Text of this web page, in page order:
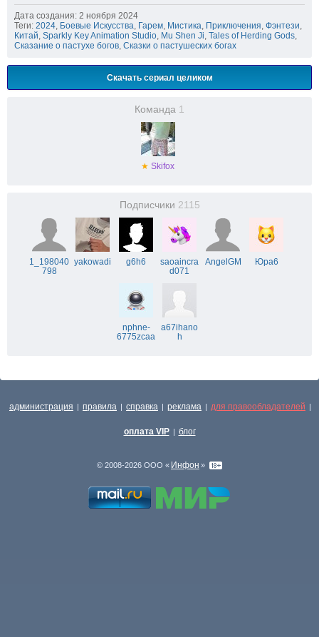
Дата создания: 2 ноября 2024
Теги: 2024, Боевые Искусства, Гарем, Мистика, Приключения, Фэнтези,
Китай, Sparkly Key Animation Studio, Mu Shen Ji, Tales of Herding Gods,
Сказание о пастухе богов, Сказки о пастушеских богах
Скачать сериал целиком
Команда 1
★ Skifox
Подписчики 2115
1_198040
798
yakowadi g6h6
saoaincra
d071
AngelGM Юра6
nphne-
6775zcaa
a67ihano
h
администрация | правила | справка | реклама | для правообладателей |
оплата VIP | блог
© 2008-2026 ООО « Инфон »